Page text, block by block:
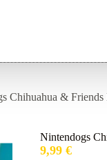
Chihuahua & Friends
Nintendogs
9,99€